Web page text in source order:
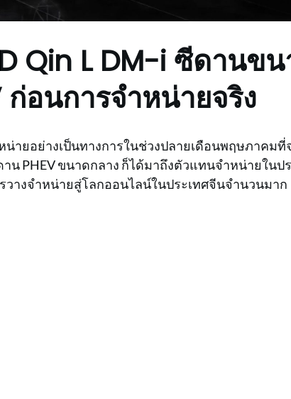
Qin L DM-i ซีดานข
ก่อนการจำหน่ายจริง
ายอย่างเป็นทางการในช่วงปลายเดือนพฤษภาคมที่
าน PHEV ขนาดกลาง ก็ได้มาถึงตัวแทนจำหน่ายในป
างจำหน่ายสู่โลกออนไลน์ในประเทศจีนจำนวนมาก